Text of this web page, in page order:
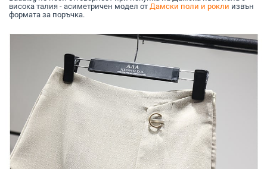
висока талия - асиметричен модел от Дамски поли и рокли извън
формата за поръчка.